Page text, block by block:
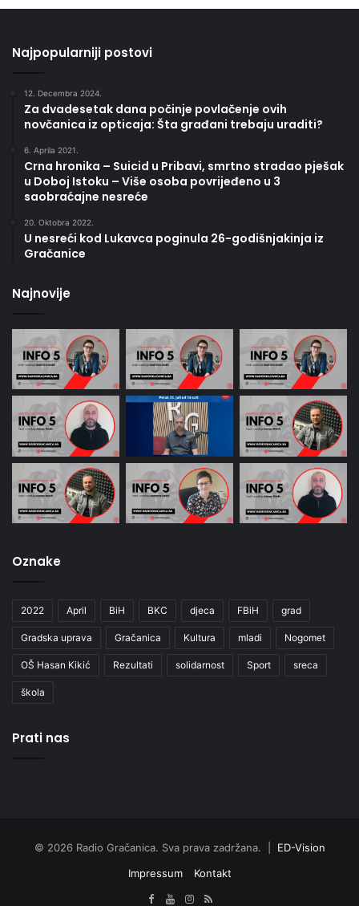
Najpopularniji postovi
12. Decembra 2024.
Za dvadesetak dana počinje povlačenje ovih
novčanica iz opticaja: Šta građani trebaju uraditi?
6. Aprila 2021.
Crna hronika – Suicid u Pribavi, smrtno stradao pješak
u Doboj Istoku – Više osoba povrijeđeno u 3
saobraćajne nesreće
20. Oktobra 2022.
U nesreći kod Lukavca poginula 26-godišnjakinja iz
Gračanice
Najnovije
Oznake
2022 April BiH BKC djeca FBiH grad
Gradska uprava Gračanica Kultura mladi Nogomet
OŠ Hasan Kikić Rezultati solidarnost Sport sreca
škola
Prati nas
© 2026 Radio Gračanica. Sva prava zadržana. | ED-Vision
Impressum
Kontakt